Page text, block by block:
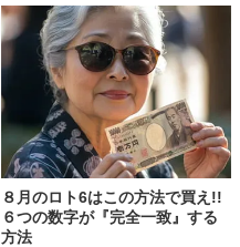
８月のロト6はこの方法で買え!!
６つの数字が『完全一致』する
方法